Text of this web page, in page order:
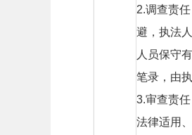
2.调查责
避，执法
人员保守
笔录，由
3.审查责
法律适用